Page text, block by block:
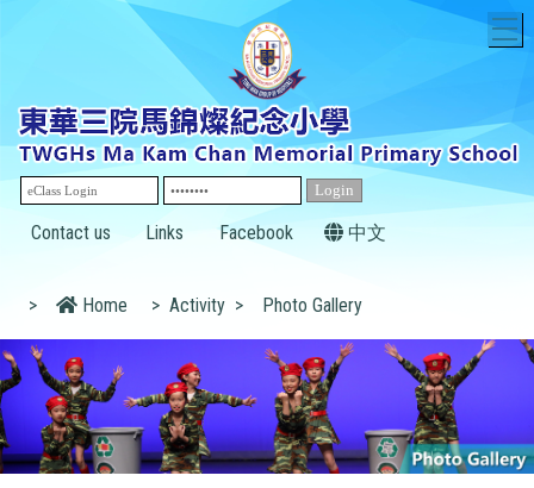
Contact us Links Facebook 中文
> Home > Activity > Photo Gallery